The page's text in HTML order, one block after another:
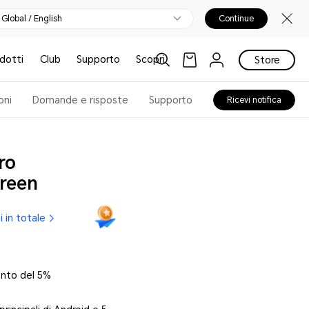
Global / English Continue
Club Supporto Scopri Store
Domande e risposte Supporto Ricevi notifica
in totale
del 5%